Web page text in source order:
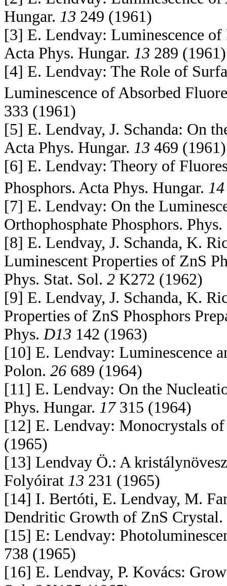
Hungar. 13 249 (1961)
[3] E. Lendvay: Luminescence
Acta Phys. Hungar. 13 289 (1961)
[4] E. Lendvay: The Role of
Luminescence of Absorbed
333 (1961)
[5] E. Lendvay, J. Schanda: On
Acta Phys. Hungar. 13 469 (1961)
[6] E. Lendvay: Theory of
Phosphors. Acta Phys. Hungar. 14
[7] E. Lendvay: On the
Orthophosphate Phosphors.
[8] E. Lendvay, J. Schanda, K.
Luminescent Properties of ZnS
Phys. Stat. Sol. 2 K272 (1962)
[9] E. Lendvay, J. Schanda, K.
Properties of ZnS Phosphors
Phys. D13 142 (1963)
[10] E. Lendvay: Luminescence
Polon. 26 689 (1964)
[11] E. Lendvay: On the
Phys. Hungar. 17315 (1964)
[12] E. Lendvay: Monocrystals
(1965)
[13] Lendvay Ö.: A
Folyóirat 13 231 (1965)
[14] I. Bertóti, E. Lendvay, M.
Dendritic Growth of ZnS
[15] E: Lendvay:
738 (1965)
[16] E. Lendvay, P. Kovács: